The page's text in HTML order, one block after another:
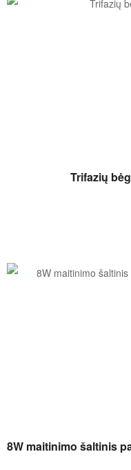
Trifazių
8W maitinimo šaltinis